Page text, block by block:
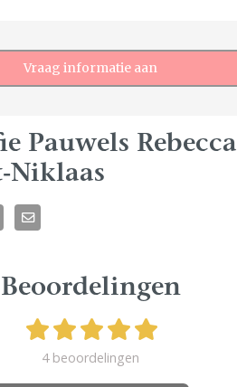
Vraag informatie aan
Pauwels Rebecca
Niklaas
Beoordelingen
4 beoordelingen